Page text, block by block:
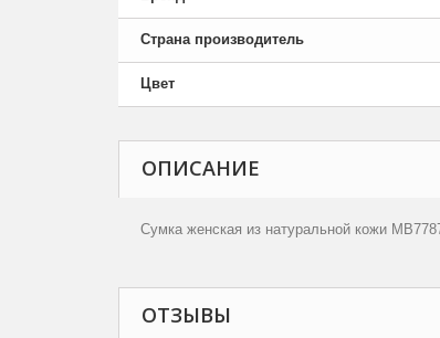
Страна производитель
Цвет
ОПИСАНИЕ
Сумка женская из натуральной кожи
ОТЗЫВЫ